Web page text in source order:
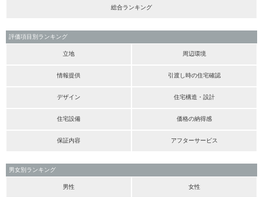
総合ランキング
評価項目別ランキング
立地 周辺環境
情報提供 引渡し時の住宅確認
デザイン 住宅構造・設計
住宅設備 価格の納得感
保証内容 アフターサービス
男女別ランキング
男性 女性